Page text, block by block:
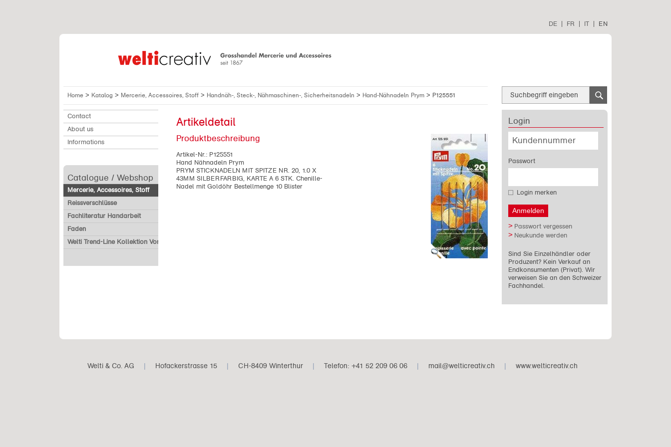
DE FR IT EN
Home > Katalog > Mercerie, Accessoires, Stoff > Handnäh-, Steck-, Nähmaschinen-, Sicherheitsnadeln > Hand-Nähnadeln Prym > P125551
Contact
About us
Informations
Catalogue / Webshop
Mercerie, Accessoires, Stoff
Reissverschlüsse
Fachliteratur Handarbeit
Faden
Welti Trend-Line Kollektion Vorverkauf
Login
Passwort
Login merken
Passwort vergessen
Neukunde werden
Sind Sie Einzelhändler oder
Produzent? Kein Verkauf an
Endkonsumenten (Privat). Wir
verweisen Sie an den Schweizer
Fachhandel.
Artikeldetail
Produktbeschreibung
Artikel-Nr.: P125551
Hand Nähnadeln Prym
PRYM STICKNADELN MIT SPITZE NR. 20, 1.0 X
43MM SILBERFARBIG, KARTE A 6 STK. Chenille-
Nadel mit Goldöhr Bestellmenge 10 Blister
Welti & Co. AG | Hofackerstrasse 15 | CH-8409 Winterthur | Telefon: +41 52 209 06 06 | mail@welticreativ.ch | www.welticreativ.ch